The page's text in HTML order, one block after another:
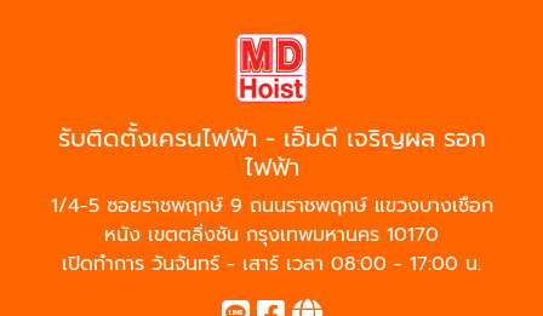
รับติดตั้งเครนไฟฟ้า - เอ็มดี เจริญผล รอก
ไฟฟ้า
1/4-5 ซอยราชพฤกษ์ 9 ถนนราชพฤกษ์ แขวงบางเชือก
หนัง เขตตลิ่งชัน กรุงเทพมหานคร 10170
เปิดทำการ วันจันทร์ - เสาร์ เวลา 08:00 - 17:00 น.